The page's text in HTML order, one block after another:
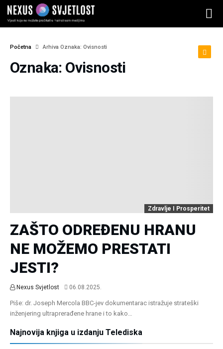
Početna Arhiva Oznaka: Ovisnosti
Oznaka: Ovisnosti
Zdravlje I Prosperitet
ZAŠTO ODREĐENU HRANU
NE MOŽEMO PRESTATI
JESTI?
Nexus Svjetlost 06.08.2025.
Piše: dr. Joseph Mercola BBC-jev dokumentarac istražuje strateški
inženjering ultraprerađene hrane i to kako…
Najnovija knjiga u izdanju Telediska